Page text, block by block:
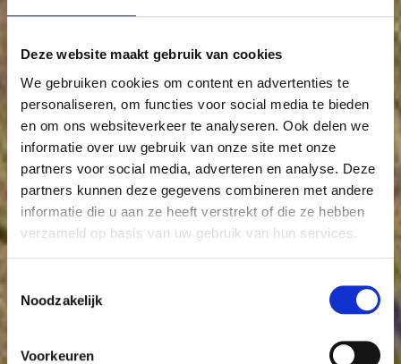
Deze website maakt gebruik van cookies
We gebruiken cookies om content en advertenties te
personaliseren, om functies voor social media te bieden
en om ons websiteverkeer te analyseren. Ook delen we
informatie over uw gebruik van onze site met onze
partners voor social media, adverteren en analyse. Deze
partners kunnen deze gegevens combineren met andere
informatie die u aan ze heeft verstrekt of die ze hebben
verzameld op basis van uw gebruik van hun services.
Noodzakelijk
Voorkeuren
71
65
43
68 71